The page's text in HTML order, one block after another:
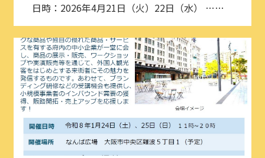
日時：2026年4月21日（火）22日（水） ……